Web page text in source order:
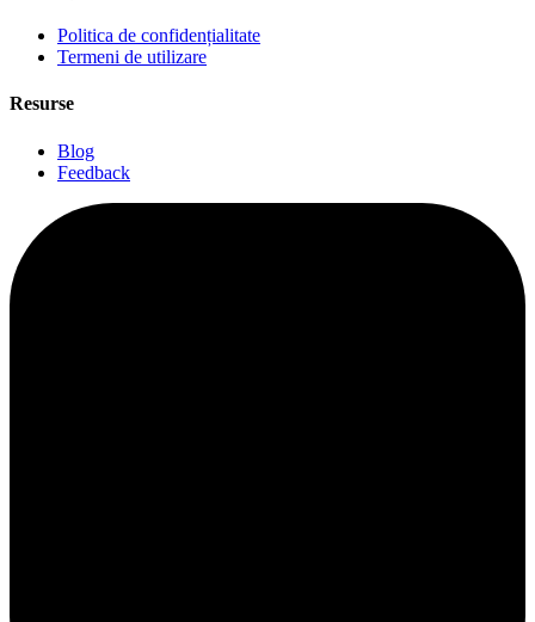
Politica de confidențialitate
Termeni de utilizare
Resurse
Blog
Feedback